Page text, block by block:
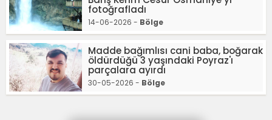
fotoğrafladı
14-06-2026 - Bölge
Madde bağımlısı cani baba, boğarak
öldürdüğü 3 yaşındaki Poyraz'ı
parçalara ayırdı
30-05-2026 - Bölge